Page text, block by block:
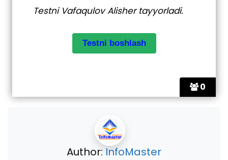
0
Testni Vafaqulov Alisher tayyorladi.
Author: InfoMaster